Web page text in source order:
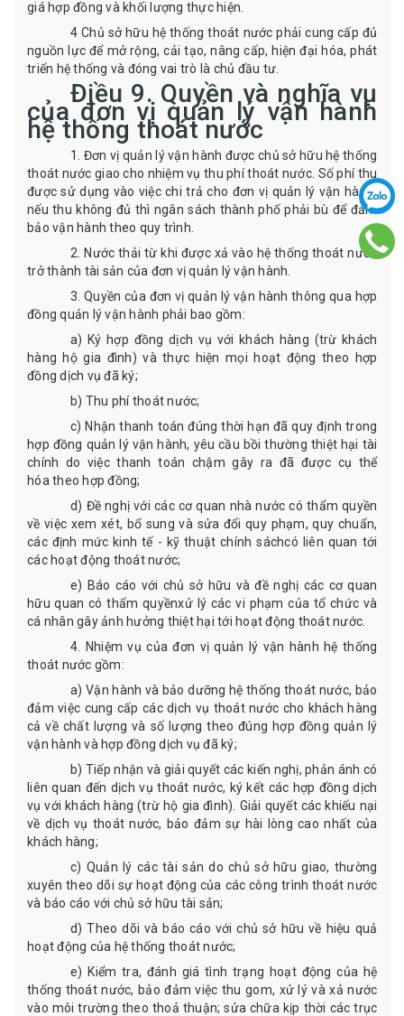
giá hợp đồngvà khối lượng thực hiện
4 Chủ sở hữu hệ thống thoát nước phải cung cấp đủ
nguồn lực để mở rộng, cải tạo, nâng cấp, hiện đại hóa, phát
triển hệ thống và đóng vai trò là chủ đầu tư.
Điều 9. Quyền và nghĩa vụ
của đơn vị quản lý vận hành
hệ thống thoát nước
1. Đơn vị quản lý vận hành được chủ sở hữu hệ thống
thoát nước giao cho nhiệm vụ thu phí thoát nước. Số phí thu
được sử dụng vào việc chi trả cho đơn vị quản lý vận hành,
nếu thu không đủ thì ngân sách thành phố phải bù để đảm
bảo vận hành theo quy trình.
2. Nước thải từ khi được xả vào hệ thống thoát nước
trở thành tài sản của đơn vị quản lý vận hành.
3. Quyềncủa đơn vị quản lý vận hành thông qua hợp
đồng quản lý vận hành phải bao gồm:
a) Ký hợp đồng dịch vụ với khách hàng (trừ khách
hàng hộ gia đình) và thực hiện mọi hoạt động theo hợp
đồng dịch vụ đã ký;
b) Thu phí thoát nước;
c) Nhận thanh toán đúng thời hạnđã quy định trong
hợp đồng quản lý vận hành, yêu cầu bồi thường thiệt hại tài
chính do việc thanh toán chậm gây ra đã được cụ thể
hóa theo hợp đồng;
d) Đề nghị với các cơ quan nhà nước có thẩm quyền
về việc xem xét, bổ sung và sửa đổi quy phạm, quy chuẩn,
các định mức kinh tế - kỹ thuật chính sáchcó liên quan tới
các hoạt động thoát nước;
e) Báo cáo với chủ sở hữu và đề nghị các cơ quan
hữu quan có thẩm quyềnxử lý các vi phạm của tổ chức và
cá nhân gây ảnh hưởng thiệt hại tới hoạt động thoát nước
4. Nhiệm vụ của đơn vị quản lý vận hành hệ thống
thoát nước gồm:
a)Vận hành và bảo dưỡng hệ thống thoát nước, bảo
đảm việc cung cấp các dịch vụ thoát nước cho khách hàng
cả về chất lượng và số lượng theo đúng hợp đồng quản lý
vận hành và hợp đồng dịch vụ đã ký;
b) Tiếp nhận và giải quyết các kiến nghị, phản ánh có
liên quan đến dịch vụ thoát nước, ký kết các hợp đồng dịch
vụ với khách hàng (trừ hộ gia đình). Giải quyết các khiếu nại
về dịch vụ thoát nước, bảo đảm sự hài lòng cao nhất của
khách hàng;
c) Quản lý các tài sản do chủ sở hữugiao, thường
xuyên theo dõi sự hoạt động của các công trình thoát nước
và báo cáo với chủ sở hữu tài sản;
d)Theo dõi và báo cáo với chủ sở hữu về hiệu quả
hoạt động của hệ thống thoát nước;
e) Kiểm tra, đánh giá tình trạng hoạt động của hệ
thống thoát nước, bảo đảm việc thu gom, xử lý và xả nước
vào môi trường theo thoả thuận; sửa chữa kịp thời các trục